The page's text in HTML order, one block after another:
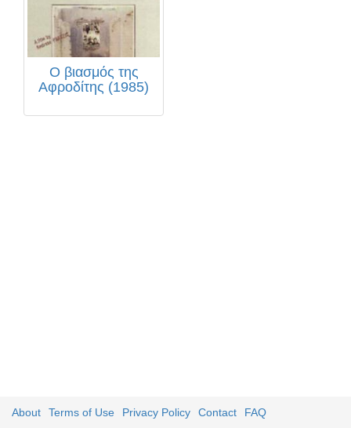
Ο βιασμός της
Αφροδίτης (1985)
About Terms of Use Privacy Policy Contact FAQ